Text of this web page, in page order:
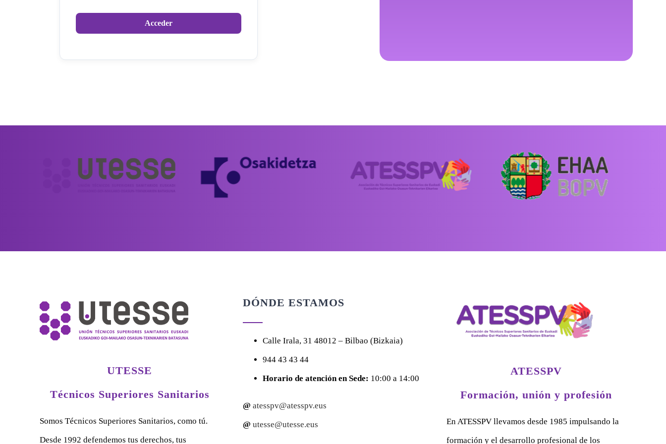
UTESSE
Técnicos Superiores Sanitarios
Somos Técnicos Superiores Sanitarios, como tú.
Desde 1992 defendemos tus derechos, tus
DÓNDE ESTAMOS
CalleIrala, 3148012 – Bilbao (Bizkaia)
944 43 43 44
Horario de atención en Sede: 10:00 a 14:00
@ atesspv@atesspv.eus
@ utesse@utesse.eus
ATESSPV
Formación, unión y profesión
En ATESSPV llevamos desde 1985 impulsando la
formación y el desarrollo profesional de los